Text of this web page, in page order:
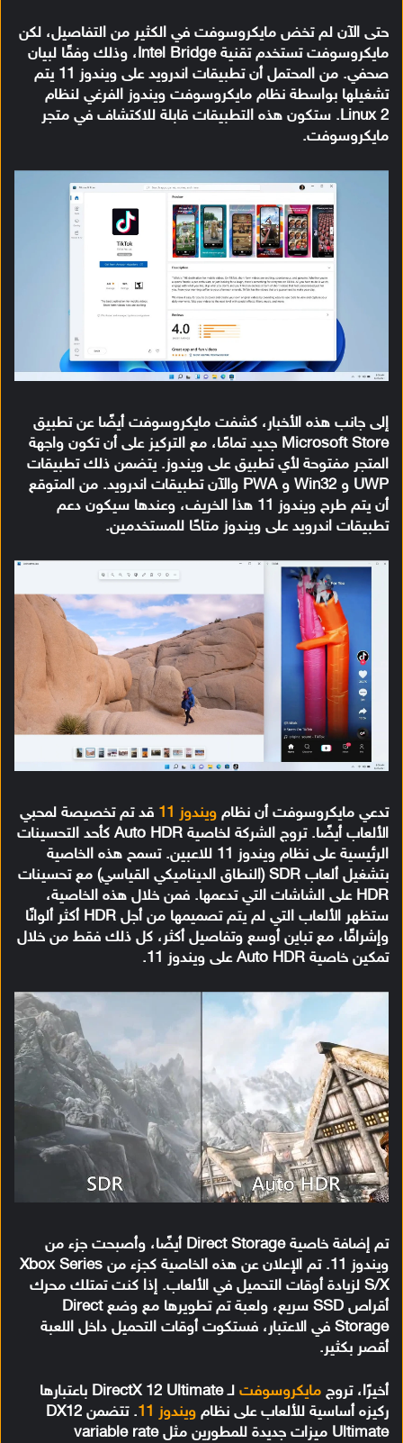
حتى الآن لم تخض مايكروسوفت في الكثير من التفاصيل، لكن
مايكروسوفت تستخدم تقنية Intel Bridge، وذلك وفقًا لبيان
صحفي. من المحتمل أن تطبيقات اندرويد على ويندوز 11 يتم
تشغيلها بواسطة نظام مايكروسوفت ويندوز الفرغي لنظام
Linux 2. ستكون هذه التطبيقات قابلة للاكتشاف في متجر
مايكروسوفت.
إلى جانب هذه الأخبار، كشفت مايكروسوفت أيضًا عن تطبيق
Microsoft Store جديد تمامًا، مع التركيز على أن تكون واجهة
المتجر مفتوحة لأي تطبيق على ويندوز. يتضمن ذلك تطبيقات
UWP و Win32 و PWA والآن تطبيقات اندرويد. من المتوقع
أن يتم طرح ويندوز 11 هذا الخريف، وعندها سيكون دعم
تطبيقات اندرويد على ويندوز متاحًا للمستخدمين.
تدعي مايكروسوفت أن نظام ويندوز 11
قد تم تخصيصة لمحبي
الألعاب أيضًا. تروج الشركة لخاصية Auto HDR كأحد التحسينات
الرئيسية على نظام ويندوز 11 للاعبين. تسمح هذه الخاصية
بتشغيل ألعاب SDR (النطاق الديناميكي القياسي) مع تحسينات
HDR على الشاشات التي تدعمها. فمن خلال هذه الخاصية،
ستظهر الألعاب التي لم يتم تصميمها من أجل HDR أكثر ألوانًا
وإشراقًا، مع تباين أوسع وتفاصيل أكثر، كل ذلك فقط من خلال
تمكين خاصية Auto HDR على ويندوز 11.
تم إضافة خاصية Direct Storage أيضًا، وأصبحت جزء من
ويندوز 11. تم الإعلان عن هذه الخاصية كجزء من Xbox Series
S/X لزيادة أوقات التحميل في الألعاب. إذا كنت تمتلك محرك
أقراص SSD سريع، ولعبة تم تطويرها مع وضع Direct
Storage في الاعتبار، فستكوت أوقات التحميل داخل اللعبة
أقصر بكثير.
أخيرًا، تروج مايكروسوفت
لـ DirectX 12 Ultimate باعتبارها
ركيزه أساسية للألعاب على نظام ويندوز 11
. تتضمن DX12
Ultimate ميزات جديدة للمطورين مثل variable rate